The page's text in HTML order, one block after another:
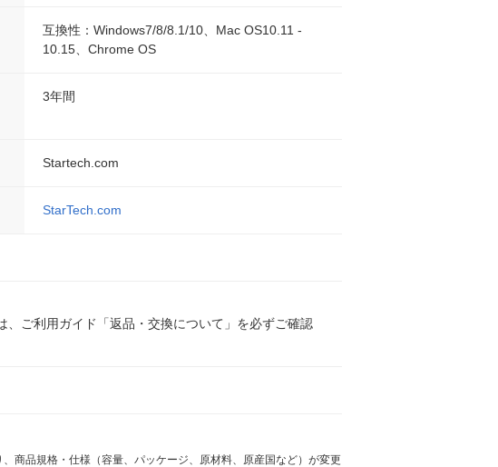
互換性：Windows7/8/8.1/10、Mac OS10.11 -
10.15、Chrome OS
3年間
Startech.com
StarTech.com
ご利用ガイド「返品・交換について」を必ずご確認
商品規格・仕様（容量、パッケージ、原材料、原産国など）が変更